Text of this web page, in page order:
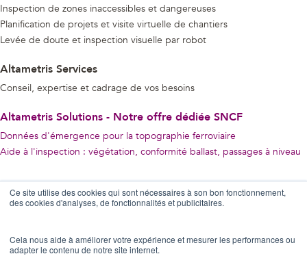
Ce site utilise des cookies qui sont nécessaires à son bon fonctionnement,
des cookies d'analyses, de fonctionnalités et publicitaires.
Cela nous aide à améliorer votre expérience et mesurer les performances ou
adapter le contenu de notre site internet.
Inspection de zones inaccessibles et dangereuses
Planification de projets et visite virtuelle de chantiers
Levée de doute et inspection visuelle par robot
Altametris Services
Conseil, expertise et cadrage de vos besoins
Altametris Solutions - Notre offre dédiée SNCF
Données d'émergence pour la topographie ferroviaire
Aide à l'inspection : végétation, conformité ballast, passages à niveau
Restons Connectés !